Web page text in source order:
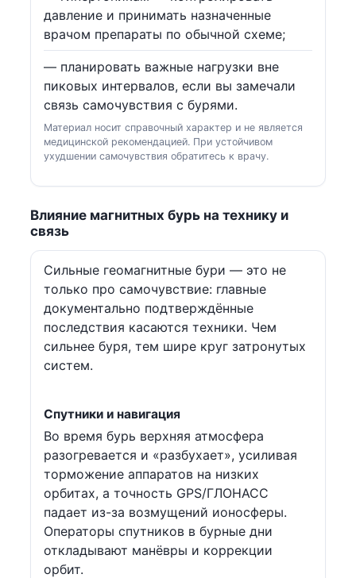
давление и принимать назначенные
врачом препараты по обычной схеме;
— планировать важные нагрузки вне
пиковых интервалов, если вы замечали
связь самочувствия с бурями.
Материал носит справочный характер и не является
медицинской рекомендацией. При устойчивом
ухудшении самочувствия обратитесь к врачу.
Влияние магнитных бурь на технику и
связь
Сильные геомагнитные бури — это не
только про самочувствие: главные
документально подтверждённые
последствия касаются техники. Чем
сильнее буря, тем шире круг затронутых
систем.
Спутники и навигация
Во время бурь верхняя атмосфера
разогревается и «разбухает», усиливая
торможение аппаратов на низких
орбитах, а точность GPS/ГЛОНАСС
падает из-за возмущений ионосферы.
Операторы спутников в бурные дни
откладывают манёвры и коррекции
орбит.